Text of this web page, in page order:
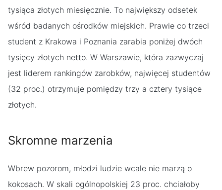
tysiąca złotych miesięcznie. To największy odsetek
wśród badanych ośrodków miejskich. Prawie co trzeci
student z Krakowa i Poznania zarabia poniżej dwóch
tysięcy złotych netto. W Warszawie, która zazwyczaj
jest liderem rankingów zarobków, najwięcej studentów
(32 proc.) otrzymuje pomiędzy trzy a cztery tysiące
złotych.
Skromne marzenia
Wbrew pozorom, młodzi ludzie wcale nie marzą o
kokosach. W skali ogólnopolskiej 23 proc. chciałoby